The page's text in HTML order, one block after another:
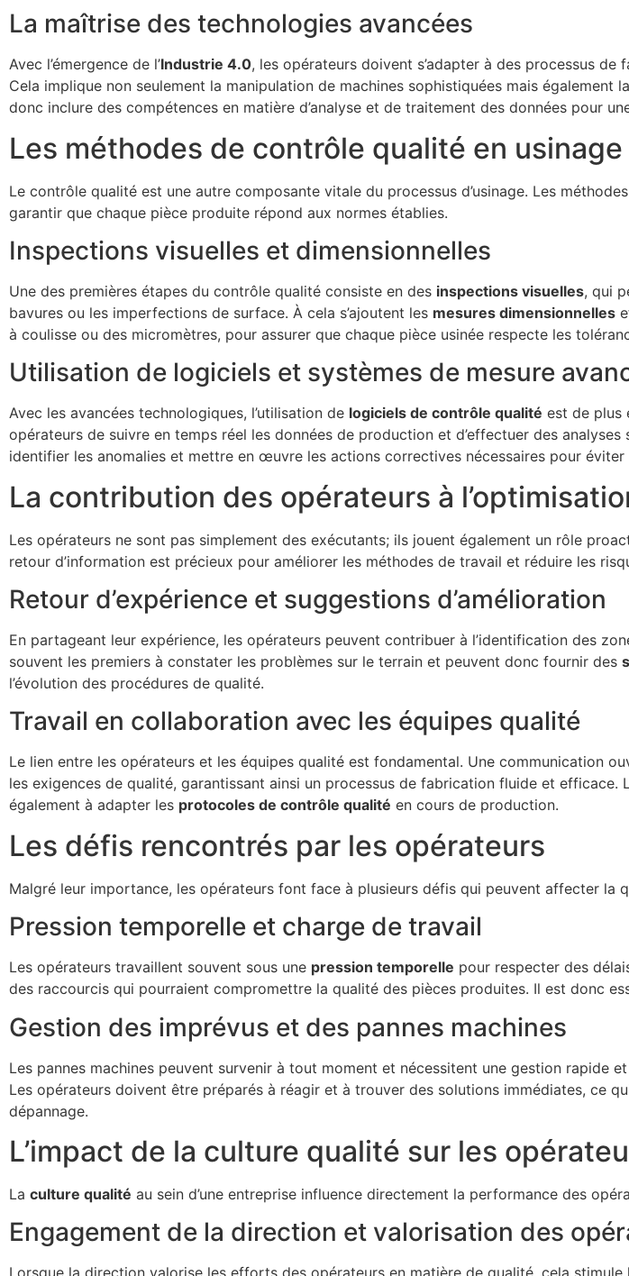
La maîtrise des technologies avancées
Avec l’émergence de l’Industrie 4.0, les opérateurs doivent s’adapter à des processus
Cela implique non seulement la manipulation de machines sophistiquées mais
donc inclure des compétences en matière d’analyse et de traitement des données pour
Les méthodes de contrôle qualité en usinage
Le contrôle qualité est une autre composante vitale du processus d’usinage. Les
garantir que chaque pièce produite répond aux normes établies.
Inspections visuelles et dimensionnelles
Une des premières étapes du contrôle qualité consiste en des inspections visuelles, qui
bavures ou les imperfections de surface. À cela s’ajoutent les mesures dimensionnelles
à coulisse ou des micromètres, pour assurer que chaque pièce usinée respecte les
Utilisation de logiciels et systèmes de mesure
Avec les avancées technologiques, l’utilisation de logiciels de contrôle qualité est de plus
opérateurs de suivre en temps réel les données de production et d’effectuer des
identifier les anomalies et mettre en œuvre les actions correctives nécessaires pour éviter
La contribution des opérateurs à
Les opérateurs ne sont pas simplement des exécutants; ils jouent également un rôle
retour d’information est précieux pour améliorer les méthodes de travail et réduire les
Retour d’expérience et suggestions d’amélioration
En partageant leur expérience, les opérateurs peuvent contribuer à l’identification des
souvent les premiers à constater les problèmes sur le terrain et peuvent donc fournir des
l’évolution des procédures de qualité.
Travail en collaboration avec les équipes qualité
Le lien entre les opérateurs et les équipes qualité est fondamental. Une communication
les exigences de qualité, garantissant ainsi un processus de fabrication fluide et efficace.
également à adapter les protocoles de contrôle qualité en cours de production.
Les défis rencontrés par les opérateurs
Malgré leur importance, les opérateurs font face à plusieurs défis qui peuvent affecter la
Pression temporelle et charge de travail
Les opérateurs travaillent souvent sous une pression temporelle pour respecter des
des raccourcis qui pourraient compromettre la qualité des pièces produites. Il est donc
Gestion des imprévus et des pannes machines
Les pannes machines peuvent survenir à tout moment et nécessitent une gestion rapide
Les opérateurs doivent être préparés à réagir et à trouver des solutions immédiates, ce
dépannage.
L’impact de la culture qualité sur les
La culture qualité au sein d’une entreprise influence directement la performance des
Engagement de la direction et valorisation des